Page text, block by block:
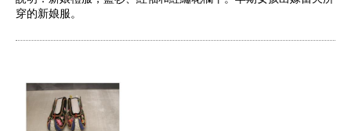
穿的新娘服。